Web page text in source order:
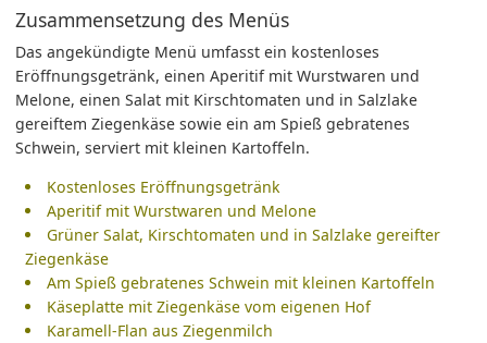
Zusammensetzung des Menüs
Das angekündigte Menü umfasst ein kostenloses
Eröffnungsgetränk, einen Aperitif mit Wurstwaren und
Melone, einen Salat mit Kirschtomaten und in Salzlake
gereiftem Ziegenkäse sowie ein am Spieß gebratenes
Schwein, serviert mit kleinen Kartoffeln.
Kostenloses Eröffnungsgetränk
Aperitif mit Wurstwaren und Melone
Grüner Salat, Kirschtomaten und in Salzlake gereifter
Ziegenkäse
Am Spieß gebratenes Schwein mit kleinen Kartoffeln
Käseplatte mit Ziegenkäse vom eigenen Hof
Karamell-Flan aus Ziegenmilch